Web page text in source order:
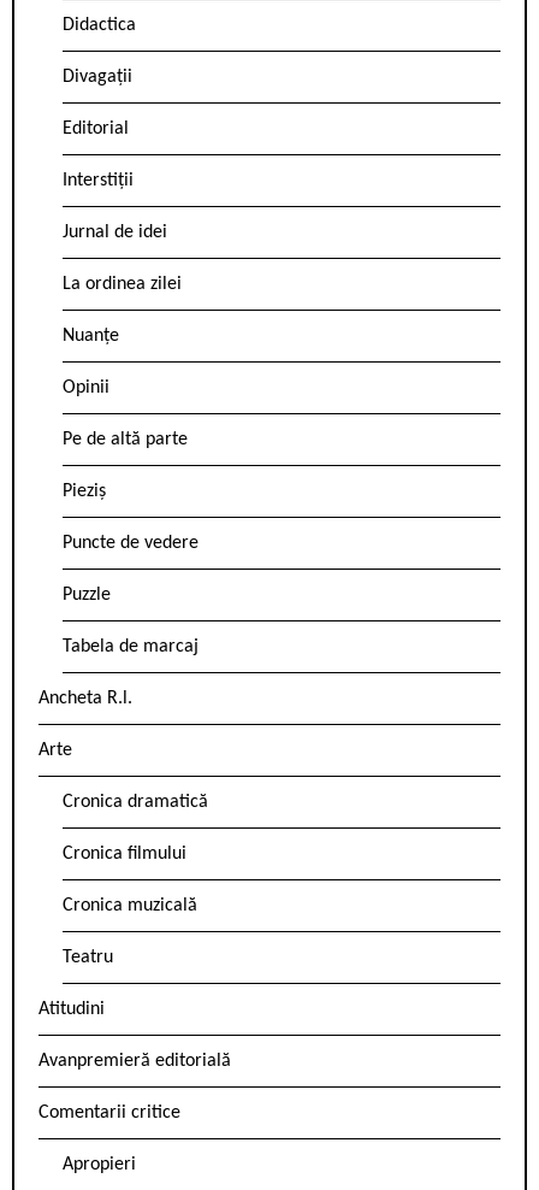
Didactica
Divagații
Editorial
Interstiții
Jurnal de idei
La ordinea zilei
Nuanțe
Opinii
Pe de altă parte
Pieziș
Puncte de vedere
Puzzle
Tabela de marcaj
Ancheta R.l.
Arte
Cronica dramatică
Cronica filmului
Cronica muzicală
Teatru
Atitudini
Avanpremieră editorială
Comentarii critice
Apropieri